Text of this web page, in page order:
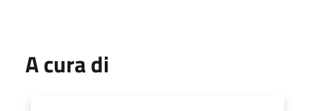
A cura di